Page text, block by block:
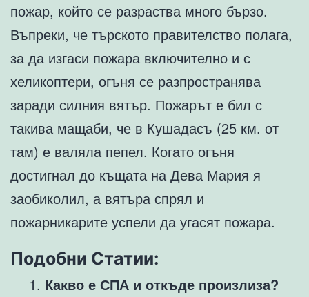
пожар, който се разраства много бързо.
Въпреки, че търското правителство полага,
за да изгаси пожара включително и с
хеликоптери, огъня се разпространява
заради силния вятър. Пожарът е бил с
такива мащаби, че в Кушадасъ (25 км. от
там) е валяла пепел. Когато огъня
достигнал до къщата на Дева Мария я
заобиколил, а вятъра спрял и
пожарникарите успели да угасят пожара.
Подобни Статии:
Какво е СПА и откъде произлиза?